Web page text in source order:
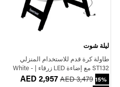
ليلة شوت
طاولة كرة قدم للاستخدام المنزلي
ST132 مع إضاءة LED زرقاء | - White
AED 2,957 AED 3,479 15%